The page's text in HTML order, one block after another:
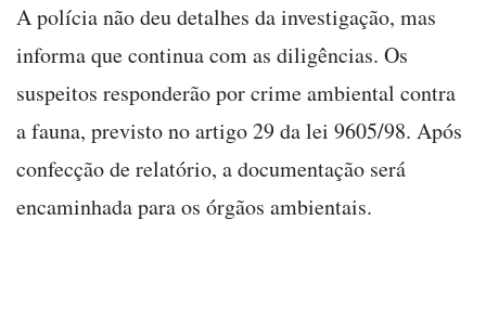
A polícia não deu detalhes da investigação, mas
informa que continua com as diligências. Os
suspeitos responderão por crime ambiental contra
a fauna, previsto no artigo 29 da lei 9605/98. Após
confecção de relatório, a documentação será
encaminhada para os órgãos ambientais.